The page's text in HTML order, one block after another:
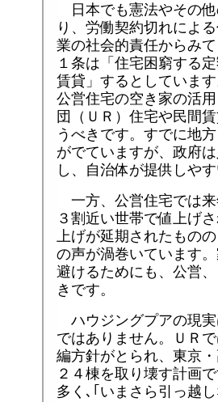
日本でも憲法やその
り、労働契約切れによ
業の社会的責任からみ
１条は「住宅困窮する
賃貸」するとしていま
公営住宅の空き家の活
団（ＵＲ）住宅や民間
うべきです。すでに地
がでていますが、政府
し、自治体が提供しや
一方、公営住宅では
３割近い世帯で値上げ
上げが延期されたもの
の声が渦巻いています
避けるためにも、公営
きです。
ハウジングプアの現
ではありません。ＵＲ
編方針がとられ、東京
２４棟を取り壊す計画
多く､｢いまさら引っ越